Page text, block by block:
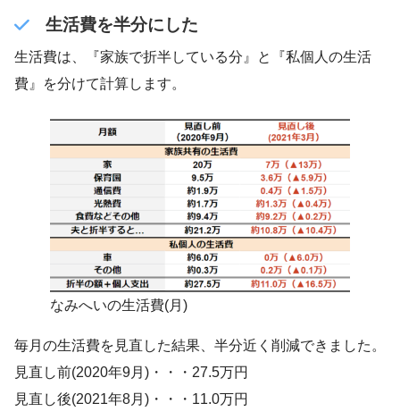
生活費を半分にした
生活費は、『家族で折半している分』と『私個人の生活
費』を分けて計算します。
なみへいの生活費(月)
毎月の生活費を見直した結果、半分近く削減できました。
見直し前(2020年9月)・・・27.5万円
見直し後(2021年8月)・・・11.0万円